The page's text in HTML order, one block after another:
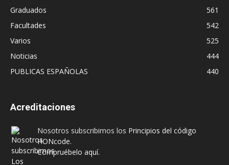
Graduados
561
Facultades
542
Varios
525
Noticias
444
PUBLICAS ESPAÑOLAS
440
Acreditaciones
Nosotros subscribimos los Principios del código
HONcode.
Compruébelo aquí.